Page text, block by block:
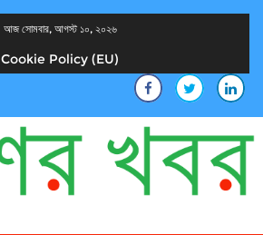
আজ সোমবার, আগস্ট ১০, ২০২৬
Cookie Policy (EU)